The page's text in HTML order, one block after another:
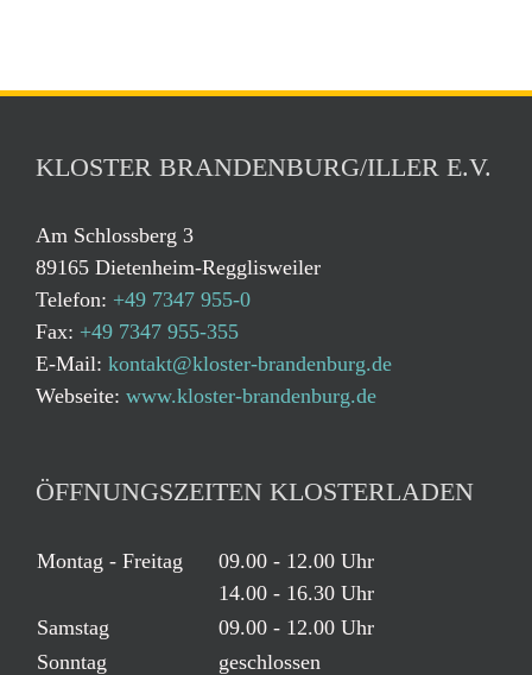
KLOSTER BRANDENBURG/ILLER E.V.
Am Schlossberg 3
89165 Dietenheim-Regglisweiler
Telefon: +49 7347 955-0
Fax: +49 7347 955-355
E-Mail: kontakt@kloster-brandenburg.de
Webseite: www.kloster-brandenburg.de
ÖFFNUNGSZEITEN KLOSTERLADEN
Montag - Freitag
09.00 - 12.00 Uhr
14.00 - 16.30 Uhr
Samstag
09.00 - 12.00 Uhr
Sonntag
geschlossen